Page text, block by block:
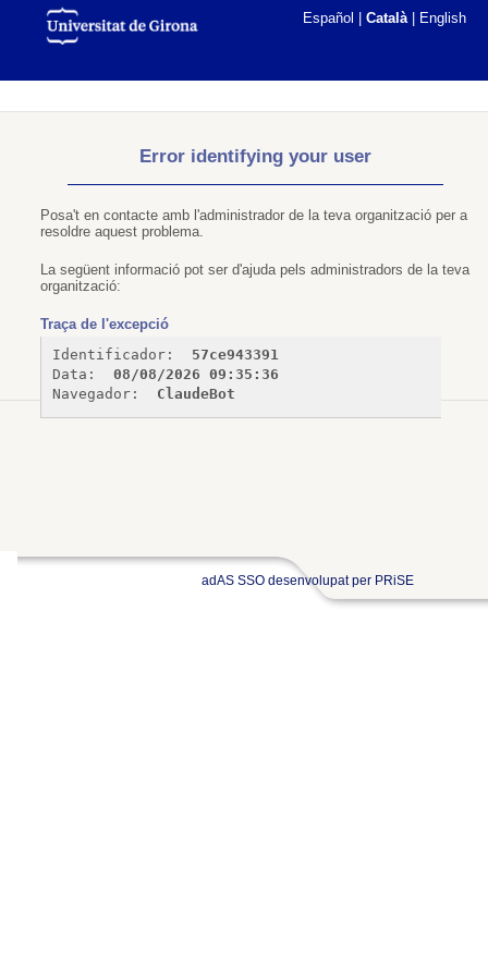
Español Català| English
Error identifying your user
Posa't en contacte amb l'administrador de la teva organització per a
resoldre aquest problema.
La següent informació pot ser d'ajuda pels administradors de la teva
organització:
Traça de l'excepció
Identificador:
57ce943391
Data:
08/08/2026 09:35:36
Navegador:
ClaudeBot
adAS SSO desenvolupat per PRiSE